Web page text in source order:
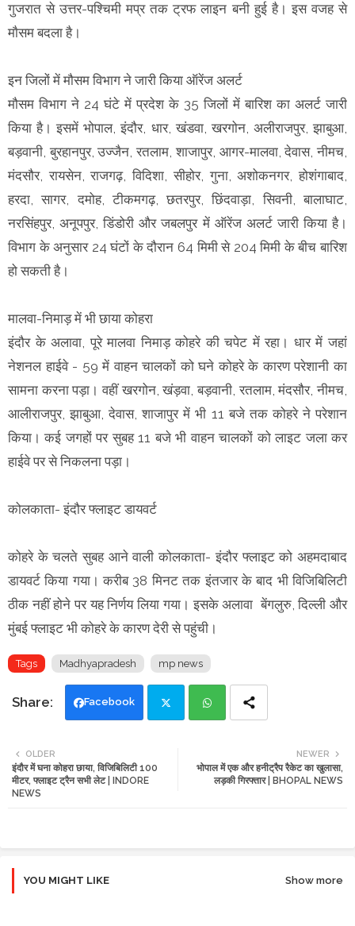
गुजरात से उत्तर-पश्चिमी मप्र तक ट्रफ लाइन बनी हुई है। इस वजह से
माैसम बदला है।
इन जिलों में मौसम विभाग ने जारी किया ऑरेंज अलर्ट
मौसम विभाग ने 24 घंटे में प्रदेश के 35 जिलों में बारिश का अलर्ट जारी
किया है। इसमें भोपाल, इंदौर, धार, खंडवा, खरगोन, अलीराजपुर, झाबुआ,
बड़वानी, बुरहानपुर, उज्जैन, रतलाम, शाजापुर, आगर-मालवा, देवास, नीमच,
मंदसौर, रायसेन, राजगढ़, विदिशा, सीहोर, गुना, अशोकनगर, होशंगाबाद,
हरदा, सागर, दमोह, टीकमगढ़, छतरपुर, छिंदवाड़ा, सिवनी, बालाघाट,
नरसिंहपुर, अनूपपुर, डिंडोरी और जबलपुर में ऑरेंज अलर्ट जारी किया है।
विभाग के अनुसार 24 घंटों के दौरान 64 मिमी से 204 मिमी के बीच बारिश
हो सकती है।
मालवा-निमाड़ में भी छाया कोहरा
इंदौर के अलावा, पूरे मालवा निमाड़ कोहरे की चपेट में रहा। धार में जहां
नेशनल हाईवे - 59 में वाहन चालकों को घने कोहरे के कारण परेशानी का
सामना करना पड़ा। वहीं खरगोन, खंड़वा, बड़वानी, रतलाम, मंदसौर, नीमच,
आलीराजपुर, झाबुआ, देवास, शाजापुर में भी 11 बजे तक कोहरे ने परेशान
किया। कई जगहों पर सुबह 11 बजे भी वाहन चालकों को लाइट जला कर
हाईवे पर से निकलना पड़ा।
कोलकाता- इंदौर फ्लाइट डायवर्ट
कोहरे के चलते सुबह आने वाली कोलकाता- इंदौर फ्लाइट को अहमदाबाद
डायवर्ट किया गया। करीब 38 मिनट तक इंतजार के बाद भी विजिबिलिटी
ठीक नहीं होने पर यह निर्णय लिया गया। इसके अलावा बेंगलुरु, दिल्ली और
मुंबई फ्लाइट भी कोहरे के कारण देरी से पहुंची।
Tags Madhyapradesh mp news
Facebook
ats
NEWER
भोपाल में एक और हनीट्रैप रैकेट का खुलासा,
लड़की गिरफ्तार | BHOPAL NEWS
OLDER
इंदौर में घना कोहरा छाया, विजिबिलिटी 100
मीटर, फ्लाइट ट्रैन सभी लेट | INDORE
NEWS
YOU MIGHT LIKE Show more